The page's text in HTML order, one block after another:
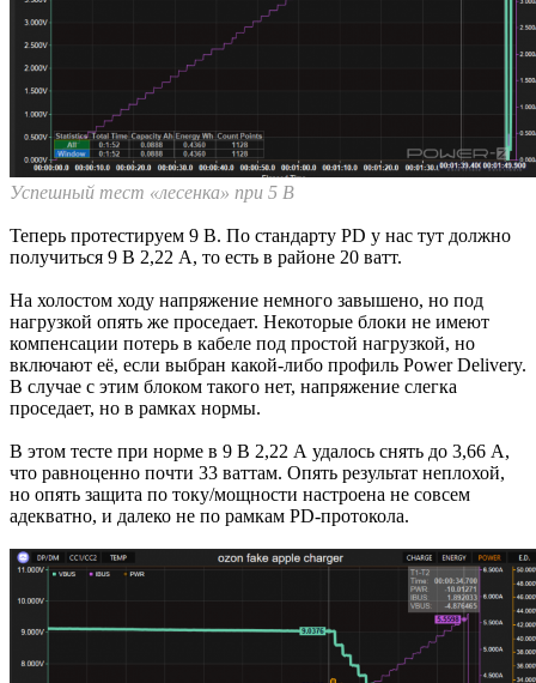
Успешный тест «лесенка» при 5 В
Теперь протестируем 9 В. По стандарту PD у нас тут должно
получиться 9 В 2,22 А, то есть в районе 20 ватт.
На холостом ходу напряжение немного завышено, но под
нагрузкой опять же проседает. Некоторые блоки не имеют
компенсации потерь в кабеле под простой нагрузкой, но
включают её, если выбран какой-либо профиль Power Delivery.
В случае с этим блоком такого нет, напряжение слегка
проседает, но в рамках нормы.
В этом тесте при норме в 9 В 2,22 А удалось снять до 3,66 А,
что равноценно почти 33 ваттам. Опять результат неплохой,
но опять защита по току/мощности настроена не совсем
адекватно, и далеко не по рамкам PD-протокола.